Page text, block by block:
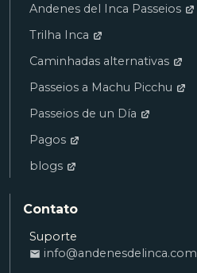
Andenes del Inca Passeios
Trilha Inca
Caminhadas alternativas
Passeios a Machu Picchu
Passeios de un Día
Pagos
blogs
Contato
Suporte
info@andenesdelinca.com